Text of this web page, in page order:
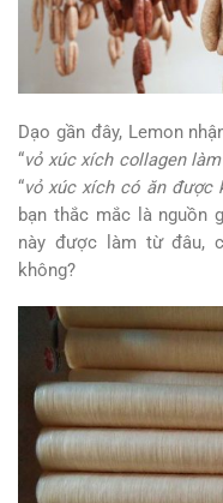
Dạo gần đây, Lemon
“vỏ xúc xích collagen
“vỏ xúc xích có ăn được
bạn thắc mắc là nguồn
này được làm từ đâu,
không?